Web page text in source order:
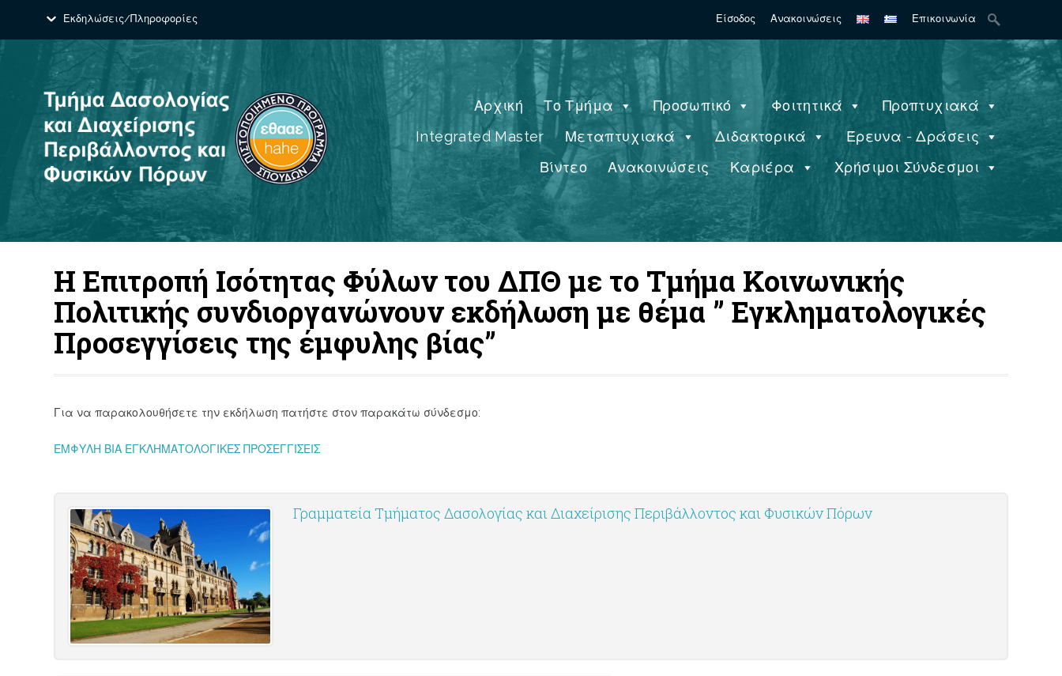
Εκδηλώσεις/Πληροφορίες Είσοδος Ανακοινώσεις Επικοινωνία
Search
for:
Αρχική Το Τμήμα Προσωπικό Φοιτητικά
Προπτυχιακά
Integrated Master
Μεταπτυχιακά Διδακτορικά
Έρευνα - Δράσεις
Βίντεο
Ανακοινώσεις Καριέρα Χρήσιμοι Σύνδεσμοι
Η Επιτροπή Ισότητας Φύλων του ΔΠΘ με το Τμήμα Κοινωνικής
Πολιτικής συνδιοργανώνουν εκδήλωση με θέμα ” Εγκληματολογικές
Προσεγγίσεις της έμφυλης βίας”
Για να παρακολουθήσετε την εκδήλωση πατήστε στον παρακάτω σύνδεσμο:
ΕΜΦΥΛΗ ΒΙΑ ΕΓΚΛΗΜΑΤΟΛΟΓΙΚΕΣ ΠΡΟΣΕΓΓΙΣΕΙΣ
Γραμματεία Τμήματος Δασολογίας και Διαχείρισης Περιβάλλοντος και Φυσικών Πόρων